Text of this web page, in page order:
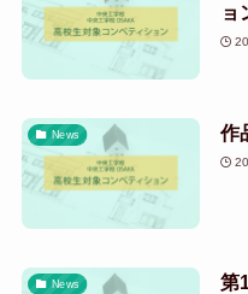
ョ
News 作
News
第